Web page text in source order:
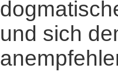
und sich